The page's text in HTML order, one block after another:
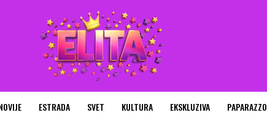
ESTRADA SVET KULTURA EKSKLUZIVA PAPARAZZO